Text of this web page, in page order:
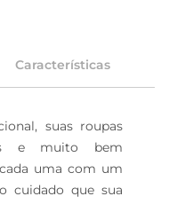
Características
suas roupas
e muito bem
uma com um
cuidado que sua